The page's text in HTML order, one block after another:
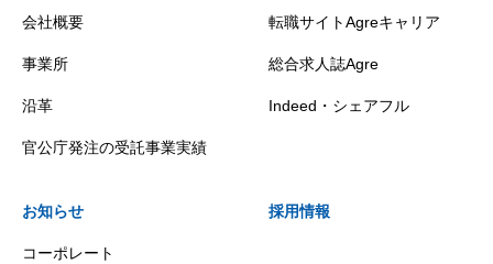
会社概要
事業所
沿革
官公庁発注の受託事業実績
転職サイトAgreキャリア
総合求人誌Agre
Indeed・シェアフル
お知らせ
コーポレート
採用情報